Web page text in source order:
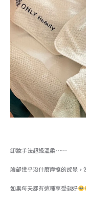
卸妝手法超級溫柔⋯⋯
臉部幾乎沒什麼摩擦的感覺
如果每天都有這種享受就好